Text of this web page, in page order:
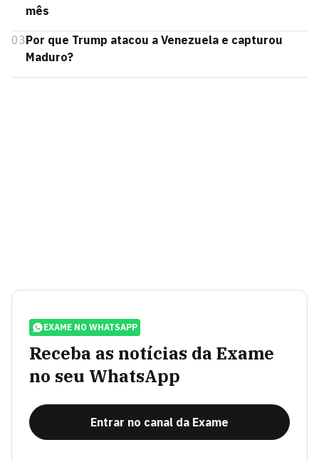
mês
03Por que Trump atacou a Venezuela e capturou
Maduro?
EXAME NO WHATSAPP
Receba as notícias da Exame
no seu WhatsApp
Entrar no canal da Exame